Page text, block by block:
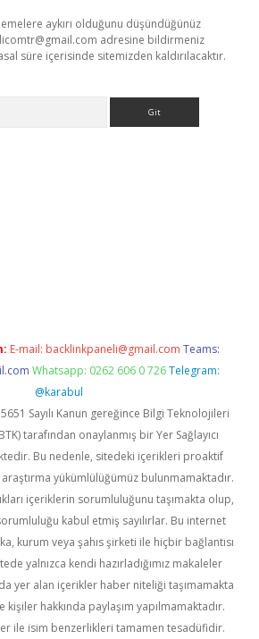
aykırı olduğunu düşündüğünüz
adresine bildirmeniz
süre içerisinde sitemizden kaldırılacaktır.
E-mail: backlinkpaneli@gmail.com Teams:
Whatsapp: 0262 606 0 726 Telegram:
@karabul
Sayılı Kanun gereğince Bilgi Teknolojileri
tarafından onaylanmış bir Yer Sağlayıcı
Bu nedenle, sitedeki içerikleri proaktif
yükümlülüğümüz bulunmamaktadır.
içeriklerin sorumluluğunu taşımakta olup,
kabul etmiş sayılırlar. Bu internet
kurum veya şahıs şirketi ile hiçbir bağlantısı
yalnızca kendi hazırladığımız makaleler
yer alan içerikler haber niteliği taşımamakta
hakkında paylaşım yapılmamaktadır.
ile isim benzerlikleri tamamen tesadüfidir.